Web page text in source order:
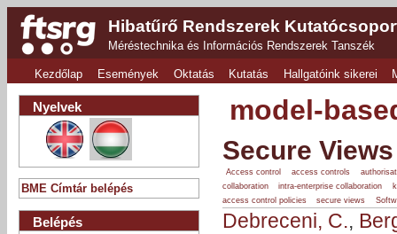
Hibatűrő Rendszerek
Méréstechnika és Információs Rendszerek Tanszék
Kezdőlap Események Oktatás Kutatás Hallgatóink sikerei
model-
Secure
Access control access controls
collaboration
intra-enterprise collaboration
access control policies
secure views
Debreceni, C.,
Nyelvek
BME Címtár belépés
Belépés